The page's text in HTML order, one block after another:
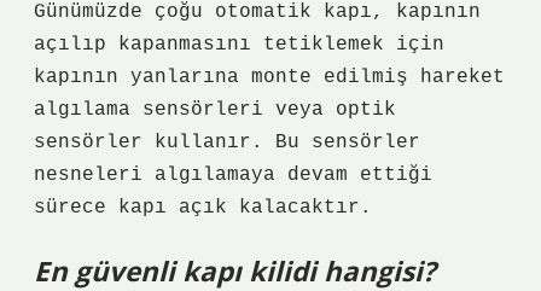
Günümüzde çoğu otomatik kapı, kapının
açılıp kapanmasını tetiklemek için
kapının yanlarına monte edilmiş hareket
algılama sensörleri veya optik
sensörler kullanır. Bu sensörler
nesneleri algılamaya devam ettiği
sürece kapı açık kalacaktır.
En güvenli kapı kilidi hangisi?